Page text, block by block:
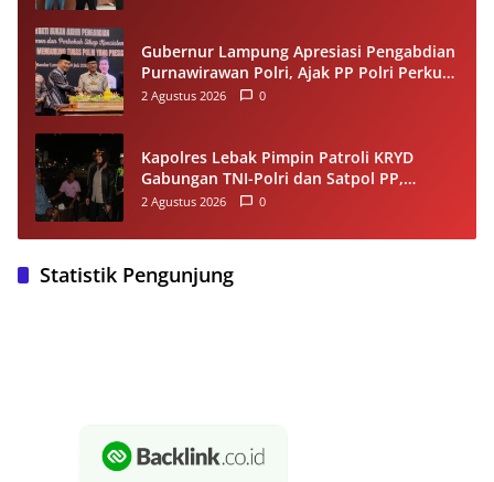
Gubernur Lampung Apresiasi Pengabdian
Purnawirawan Polri, Ajak PP Polri Perkuat
Stabilitas dan Dukung Pembangunan
2 Agustus 2026 0
Kapolres Lebak Pimpin Patroli KRYD
Gabungan TNI-Polri dan Satpol PP,
Antisipasi Curanmor hingga Balap Liar
2 Agustus 2026 0
Statistik Pengunjung